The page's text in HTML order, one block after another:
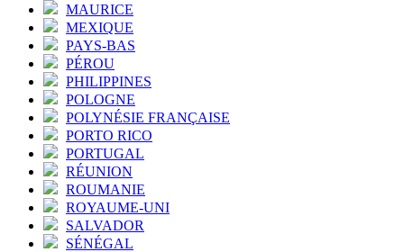
MAURICE
MEXIQUE
PAYS-BAS
PÉROU
PHILIPPINES
POLOGNE
POLYNÉSIE FRANÇAISE
PORTO RICO
PORTUGAL
RÉUNION
ROUMANIE
ROYAUME-UNI
SALVADOR
SÉNÉGAL